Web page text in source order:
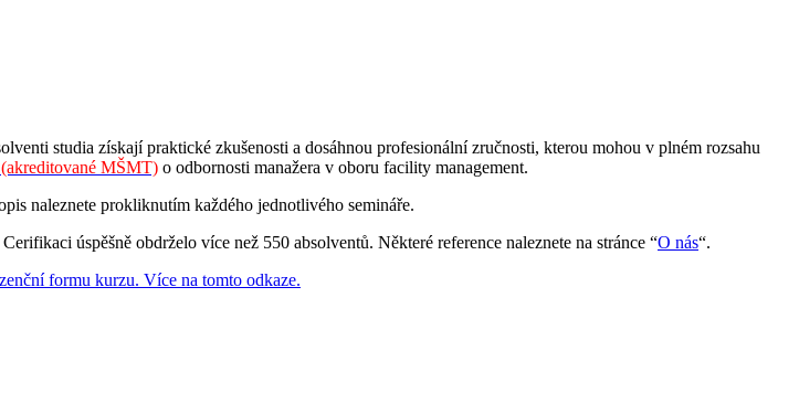
studia získají praktické zkušenosti a dosáhnou profesionální zručnosti, kterou mohou v plném rozsahu
MŠMT) o odbornosti manažera v oboru facility management.
naleznete prokliknutím každého jednotlivého semináře.
úspěšně obdrželo více než 550 absolventů. Některé reference naleznete na stránce “O nás“.
formu kurzu. Více na tomto odkaze.